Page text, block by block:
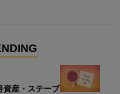
資産・ステーブ